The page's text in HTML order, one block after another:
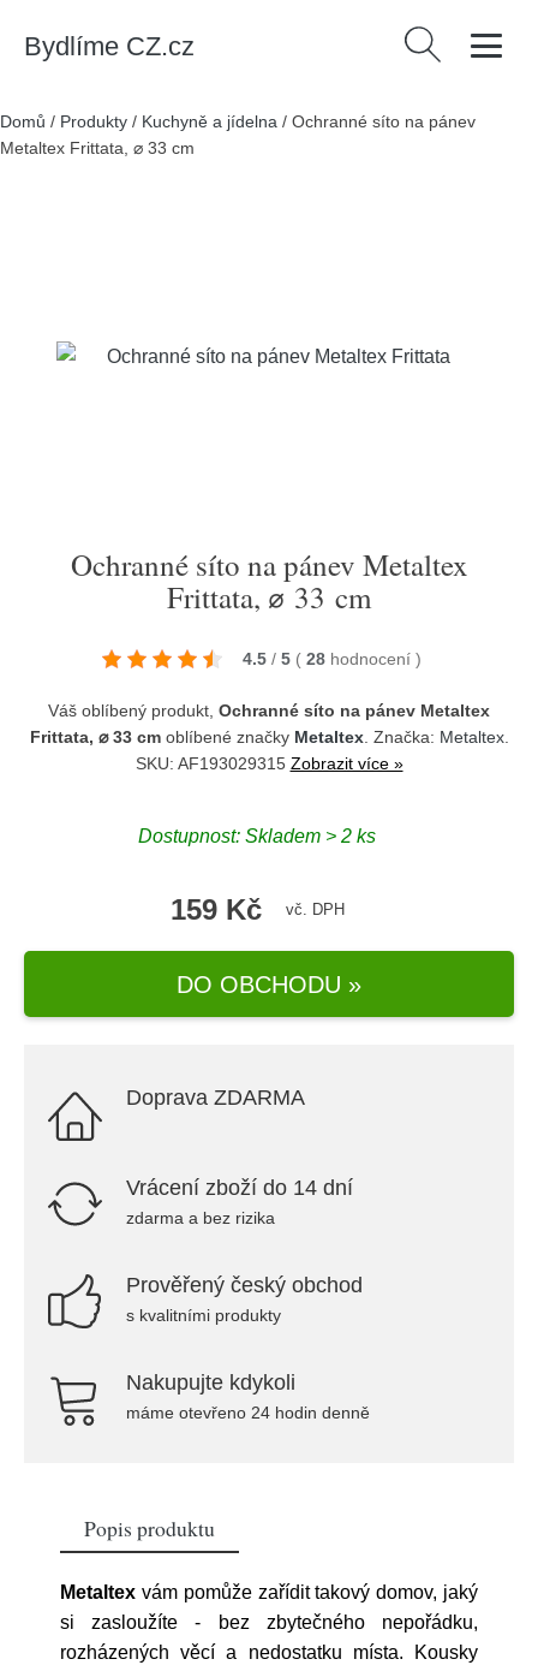
Bydlíme CZ.cz Vyhledávání
Domů / Produkty / Kuchyně a jídelna / Ochranné síto na pánev
Metaltex Frittata, ⌀ 33 cm
Ochranné síto na pánev Metaltex
Frittata, ⌀ 33 cm
4.5 / 5 ( 28 hodnocení )
Váš oblíbený produkt, Ochranné síto na pánev Metaltex
Frittata, ⌀ 33 cmoblíbené značky Metaltex. Značka: Metaltex.
SKU: AF193029315 Zobrazit více »
Dostupnost: Skladem > 2 ks
159 Kč vč. DPH
DO OBCHODU »
Doprava ZDARMA
Vrácení zboží do 14 dní
zdarma a bez rizika
Prověřený český obchod
s kvalitními produkty
Nakupujte kdykoli
máme otevřeno 24 hodin denně
Popis produktu
Metaltex vám pomůže zařídit takový domov, jaký
si zasloužíte - bez zbytečného nepořádku,
rozházených věcí a nedostatku místa. Kousky